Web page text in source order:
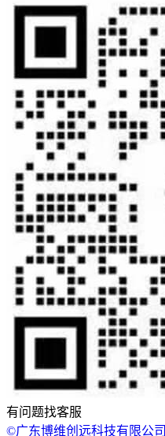
有问题找客服
©广东博维创远科技有限公